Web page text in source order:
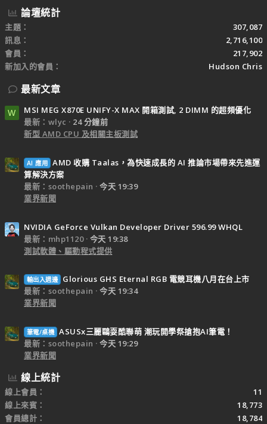
論壇統計
主題
307,087
訊息
2,716,100
會員
217,902
新加入的會員
Hudson Chris
最新文章
W
MSI MEG X870E UNIFY-X MAX 開箱測試, 2 DIMM 的超頻優化
最新：wlyc
24 分鐘前
新型 AMD CPU 及相關主板測試
AI 應用 AMD 收購 Taalas，為快速成長的 AI 推論市場帶來先進運
算解決方案
最新：soothepain
今天 19:39
業界新聞
NVIDIA GeForce Vulkan Developer Driver 596.99 WHQL
最新：mhp1120
今天 19:38
測試軟體、驅動程式提供
輸出入週邊
Glorious GHS Eternal RGB 電競耳機八月在台上市
最新：soothepain
今天 19:34
業界新聞
筆電/桌機 ASUSx三麗鷗耍酷聯萌 潮玩開學祭搶抱AI筆電！
最新：soothepain
今天 19:29
業界新聞
線上統計
線上會員
11
線上來賓
18,773
會員總計
18,784